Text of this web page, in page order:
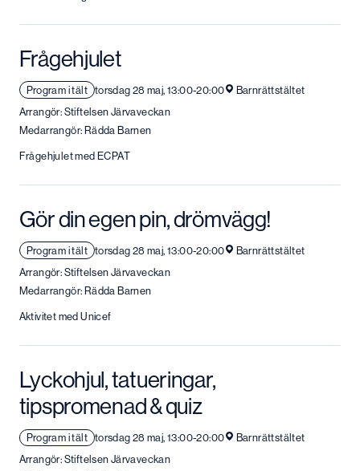
Frågehjulet
Program i tält torsdag 28 maj, 13:00-20:00
Barnrättstältet
Arrangör: Stiftelsen Järvaveckan
Medarrangör: Rädda Barnen
Frågehjulet med ECPAT
Gör din egen pin, drömvägg!
Program i tält torsdag 28 maj, 13:00-20:00
Barnrättstältet
Arrangör: Stiftelsen Järvaveckan
Medarrangör: Rädda Barnen
Aktivitet med Unicef
Lyckohjul, tatueringar,
tipspromenad & quiz
Program i tält torsdag 28 maj, 13:00-20:00
Barnrättstältet
Arrangör: Stiftelsen Järvaveckan